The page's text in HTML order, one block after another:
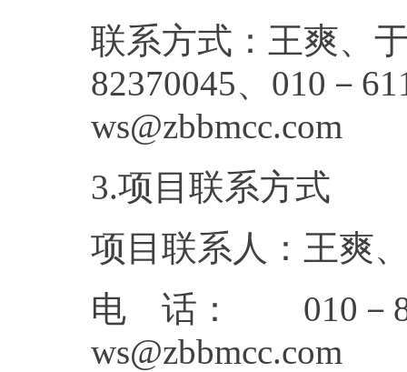
联系方式：王爽、
82370045、010－
3.项目联系方式
项目联系人：王爽
电 话： 010－
ws@zbbmcc.com